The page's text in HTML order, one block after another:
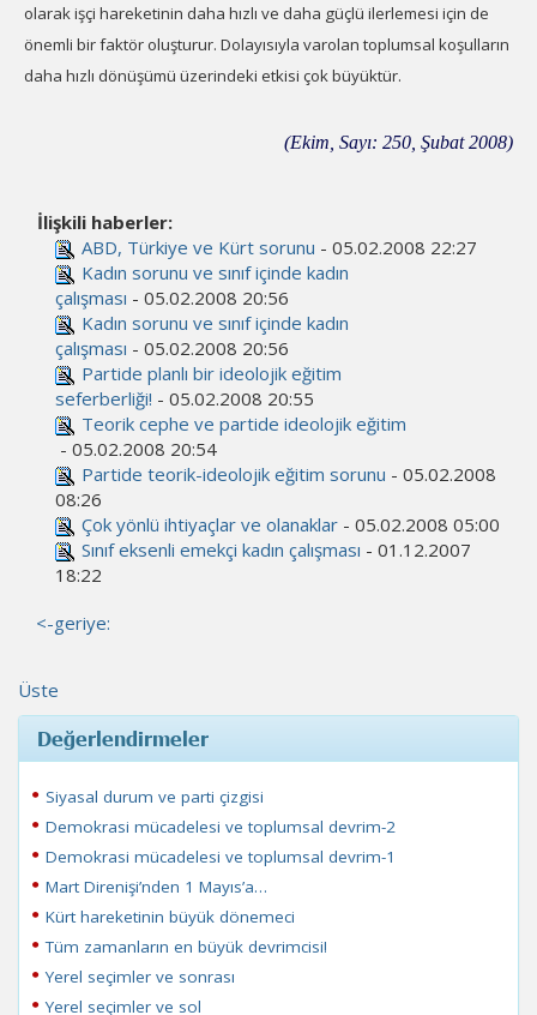
olarak işçi hareketinin daha hızlı ve daha güçlü ilerlemesi için de
önemli bir faktör oluşturur. Dolayısıyla varolan toplumsal koşulların
daha hızlı dönüşümü üzerindeki etkisi çok büyüktür.
(Ekim , Sayı: 250, Şubat 2008)
İlişkili haberler:
ABD, Türkiye ve Kürt sorunu - 05.02.2008 22:27
Kadın sorunu ve sınıf içinde kadın
çalışması - 05.02.2008 20:56
Kadın sorunu ve sınıf içinde kadın
çalışması - 05.02.2008 20:56
Partide planlı bir ideolojik eğitim
seferberliği! - 05.02.2008 20:55
Teorik cephe ve partide ideolojik eğitim
- 05.02.2008 20:54
Partide teorik-ideolojik eğitim sorunu - 05.02.2008
08:26
Çok yönlü ihtiyaçlar ve olanaklar - 05.02.2008 05:00
Sınıf eksenli emekçi kadın çalışması - 01.12.2007
18:22
<-geriye:
Üste
Değerlendirmeler
Siyasal durum ve parti çizgisi
Demokrasi mücadelesi ve toplumsal devrim-2
Demokrasi mücadelesi ve toplumsal devrim-1
Mart Direnişi’nden 1 Mayıs’a…
Kürt hareketinin büyük dönemeci
Tüm zamanların en büyük devrimcisi!
Yerel seçimler ve sonrası
Yerel seçimler ve sol